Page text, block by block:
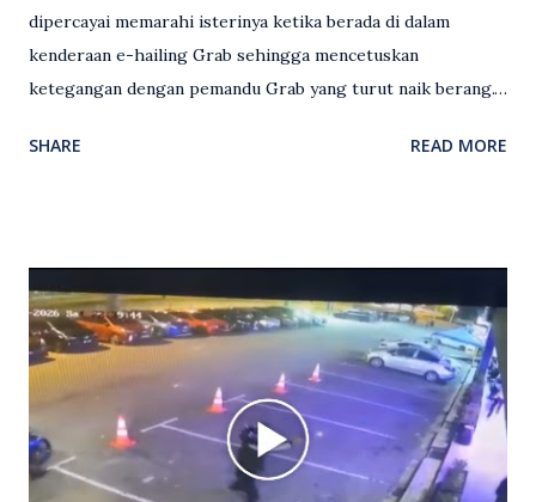
dipercayai memarahi isterinya ketika berada di dalam
kenderaan e-hailing Grab sehingga mencetuskan
ketegangan dengan pemandu Grab yang turut naik berang.
antara seorang lelaki warga asing dengan pemandu Grab
Grab bertindak mempertahankan wanita terbabit sebelum
berlaku pertikaman lidah antara kedua-dua pihak. Video
berkenaan kini tular di media sosial dan mendapat pelbagai
reaksi orang ramai. Antara komen orang awam yang tular di
media sosial mengenai insiden tersebut ialah ramai yang
meluahkan rasa marah terhadap tindakan lelaki berkenaan
serta memuji pemandu Grab kerana campur tangan.
SHARE READ MORE